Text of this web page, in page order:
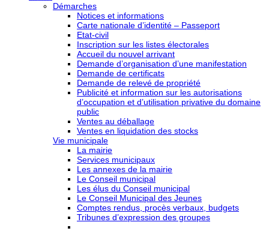
Démarches
Notices et informations
Carte nationale d’identité – Passeport
Etat-civil
Inscription sur les listes électorales
Accueil du nouvel arrivant
Demande d’organisation d’une manifestation
Demande de certificats
Demande de relevé de propriété
Publicité et information sur les autorisations
d’occupation et d’utilisation privative du domaine
public
Ventes au déballage
Ventes en liquidation des stocks
Vie municipale
La mairie
Services municipaux
Les annexes de la mairie
Le Conseil municipal
Les élus du Conseil municipal
Le Conseil Municipal des Jeunes
Comptes rendus, procès verbaux, budgets
Tribunes d’expression des groupes